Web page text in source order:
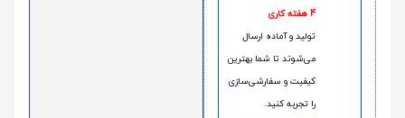
4 هفته کاری
تولید و آماده ارسال
می‌شوند تا شما بهترین
کیفیت و سفارشی‌سازی
را تجربه کنید.